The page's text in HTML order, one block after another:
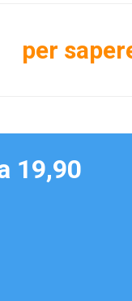
per
19,90